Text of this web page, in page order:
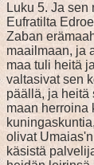
Luku 5. Ja
Eufratilta
Zaban
maailmaan, ja
maa tuli heitä
valtasivat sen
päällä, ja heitä
maan herroina
olivat
käsistä